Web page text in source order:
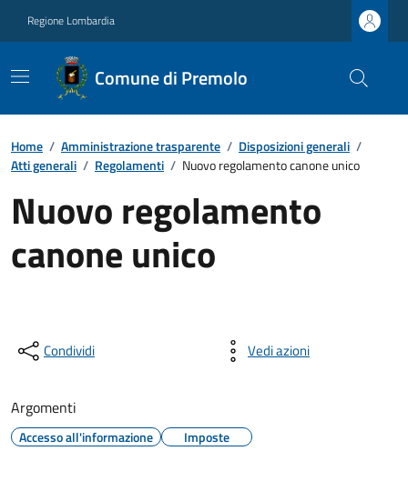
Regione Lombardia
Comune di Premolo
Home / Amministrazione trasparente / Disposizioni generali /
Atti generali / Regolamenti / Nuovo regolamento canone unico
Nuovo regolamento
canone unico
Condividi Vedi azioni
Argomenti
Accesso all'informazione Imposte